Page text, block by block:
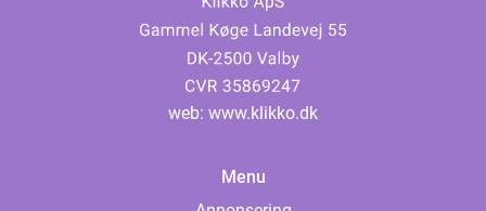
web: www.klikko.dk
Menu